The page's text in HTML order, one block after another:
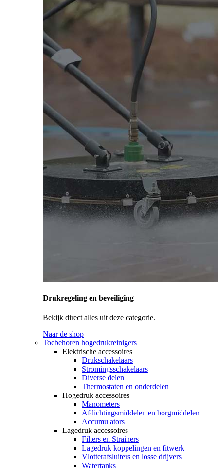
Drukregeling en beveiliging
Bekijk direct alles uit deze categorie.
Naar de shop
Toebehoren hogedrukreinigers
Elektrische accessoires
Drukschakelaars
Stromingsschakelaars
Diverse delen
Thermostaten en onderdelen
Hogedruk accessoires
Manometers
Afdichtingsmiddelen en borgmiddelen
Accumulators
Lagedruk accessoires
Filters en Strainers
Lagedruk koppelingen en fitwerk
Vlotterafsluiters en losse drijvers
Watertanks